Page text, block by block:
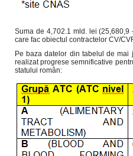
Suma de 4,702.1 mld. lei
care fac obiectul contractelor CV/
Pe baza datelor din tabelul de mai
realizat progrese semnificative
statului român: